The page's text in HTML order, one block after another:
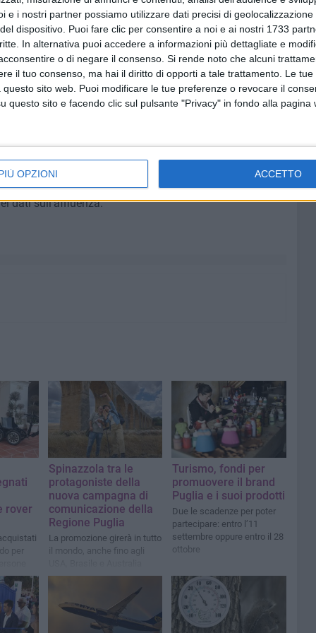
e i nostri partner possiamo utilizzare dati precisi di
dispositivo. Puoi fare clic per consentire a noi e ai nostri 1733
In alternativa puoi accedere a informazioni più dettagliate e
o di negare il consenso. Si rende noto che alcuni
il tuo consenso, ma hai il diritto di opporti a tale trattamento. Le
sito web. Puoi modificare le tue preferenze o revocare il
questo sito e facendo clic sul pulsante "Privacy" in fondo alla pagina
OPZIONI ACCETTO
management System) di Pugliapromozione,
di livello 2.
di attività in una delle "finestre" temporali
per i servizi offerti.
e al booking center a disposizione di tutti gli
la comunicazione off/on line delle iniziative
dati sull'affluenza.
rover
per
Spinazzola tra le
protagoniste della
nuova campagna di
comunicazione della
Regione Puglia
La promozione girerà in tutto
il mondo, anche fino agli
Turismo, fondi per
promuovere il brand
Puglia e i suoi prodotti
Due le scadenze per poter
partecipare: entro l’11
settembre oppure entro il 28
ottobre